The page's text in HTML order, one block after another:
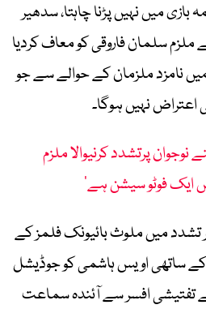
بازی میں نہیں پڑنا چاہتا، سدھیر
ملزم سلمان فاروقی کو معاف کردیا
نامزد ملزمان کے حوالے سے جو
نہیں ہوگا۔
پرتشدد کرنیوالا ملزم
ایک فوٹو سیشن ہے‘
تشدد میں ملوث بائیونک فلمز کے
کے ساتھی اویس ہاشمی کو جوڈیشل
تفتیشی افسر سے آئندہ سماعت